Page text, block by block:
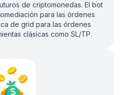
de criptomonedas. El bot
para las órdenes
de grid para las órdenes
clásicas como SL/TP.